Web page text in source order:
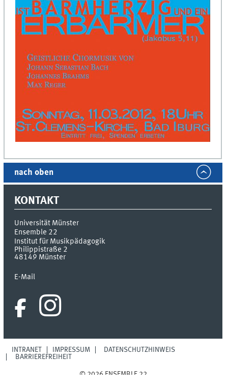
nach oben
KONTAKT
Universität Münster
Ensemble 22
Institut für Musikpädagogik
Philippistraße 2
48149 Münster
E-Mail
INTRANET IMPRESSUM
DATENSCHUTZHINWEIS
BARRIEREFREIHEIT
© 2026 ENSEMBLE 22